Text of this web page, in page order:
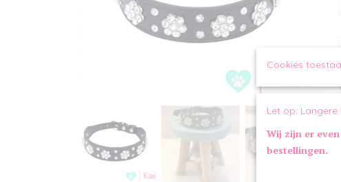
Cookies
Let op: Langere
Wij zijn er
bestellingen.